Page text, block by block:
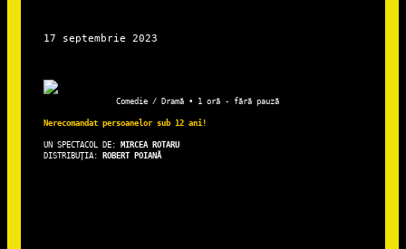
Comedie / Dramă • 1 oră - fără pauză
Nerecomandat persoanelor sub 12 ani!
UN SPECTACOL DE:
DISTRIBUȚIA: ROBERT POIANĂ